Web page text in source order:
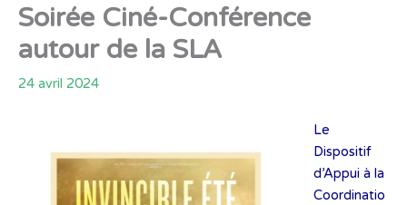
Soirée Ciné-Conférence
autour de la SLA
24 avril 2024
Le
Dispositif
d’Appui à la
Coordinatio